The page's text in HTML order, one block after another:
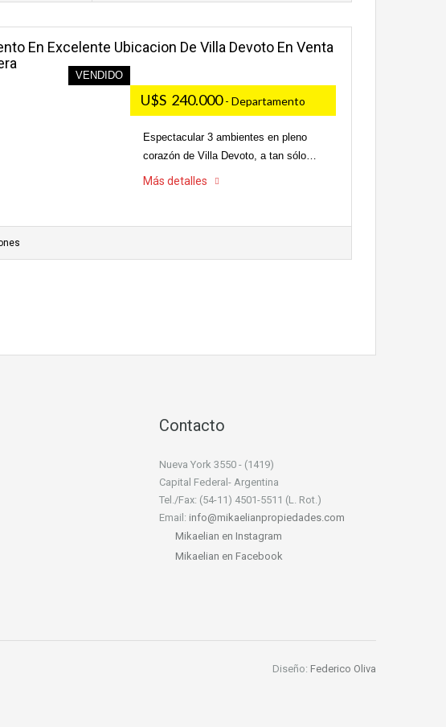
En Excelente Ubicacion De Villa Devoto En Venta
VENDIDO
U$S 240.000- Departamento
Espectacular 3 ambientes en pleno
corazón de Villa Devoto, a tan sólo…
Más detalles
Contacto
Nueva York 3550 - (1419)
Capital Federal- Argentina
Tel./Fax: (54-11) 4501-5511 (L. Rot.)
Email: info@mikaelianpropiedades.com
Mikaelian en Instagram
Mikaelian en Facebook
Diseño: Federico Oliva